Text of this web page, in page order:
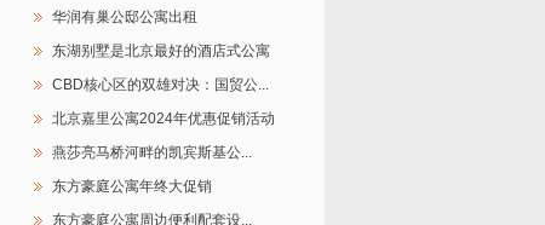
华润有巢公邸公寓出租
东湖别墅是北京最好的酒店式公寓
CBD核心区的双雄对决：国贸公...
北京嘉里公寓2024年优惠促销活动
燕莎亮马桥河畔的凯宾斯基公...
东方豪庭公寓年终大促销
东方豪庭公寓周边便利配套设...